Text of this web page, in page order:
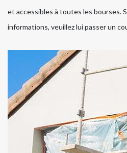
et accessibles à toutes les bourses.
informations, veuillez lui passer un